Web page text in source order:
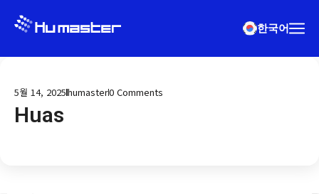
한국어
5월 14, 2025humaster0 Comments
Huas